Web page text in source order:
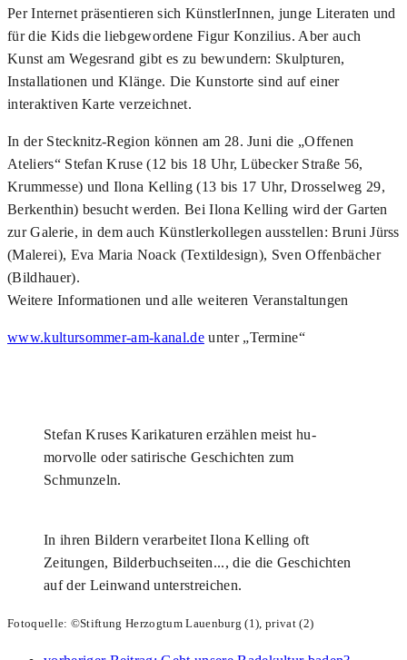
Per Internet präsentieren sich KünstlerInnen, junge Literaten und
für die Kids die liebgewordene Figur Konzilius. Aber auch
Kunst am Wegesrand gibt es zu bewundern: Skulpturen,
Installationen und Klänge. Die Kunstorte sind auf einer
interaktiven Karte verzeichnet.
In der Stecknitz-Region können am 28. Juni die „Offenen
Ateliers“ Stefan Kruse (12 bis 18 Uhr, Lübecker Straße 56,
Krummesse) und Ilona Kelling (13 bis 17 Uhr, Drosselweg 29,
Berkenthin) besucht werden. Bei Ilona Kelling wird der Garten
zur Galerie, in dem auch Künstlerkollegen ausstellen: Bruni Jürss
(Malerei), Eva Maria Noack (Textildesign), Sven Offenbächer
(Bildhauer).
Weitere Informationen und alle weiteren Veranstaltungen
www.kultursommer-am-kanal.deunter „Termine“
Stefan Kruses Karikaturen erzählen meist hu-
morvolle oder satirische Geschichten zum
Schmunzeln.
In ihren Bildern verarbeitet Ilona Kelling oft
Zeitungen, Bilderbuchseiten..., die die Geschichten
auf der Leinwand unterstreichen.
Fotoquelle: ©Stiftung Herzogtum Lauenburg (1), privat (2)